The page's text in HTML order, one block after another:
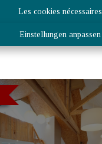
Les cookies nécessaires
Einstellungen anpassen
3263